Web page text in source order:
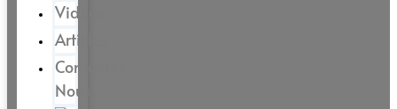
Vidéos
Articles
Contactez-
Nous